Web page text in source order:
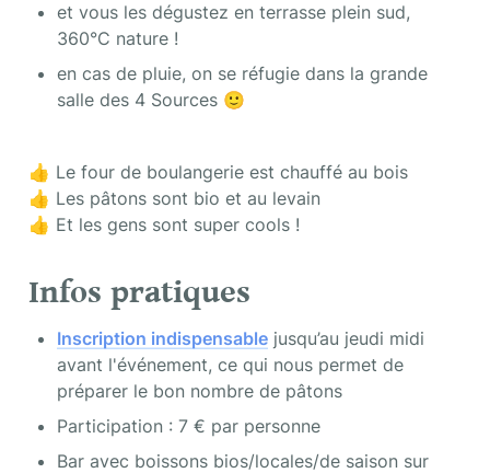
et vous les dégustez en terrasse plein sud,
360°C nature !
en cas de pluie, on se réfugie dans la grande
salle des 4 Sources 🙂
👍 Le four de boulangerie est chauffé au bois
👍 Les pâtons sont bio et au levain
👍 Et les gens sont super cools !
Infos pratiques
Inscription indispensable jusqu’au jeudi midi
avant l'événement, ce qui nous permet de
préparer le bon nombre de pâtons
Participation : 7 € par personne
Bar avec boissons bios/locales/de saison sur